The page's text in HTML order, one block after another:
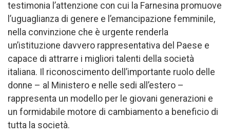
testimonia l’attenzione con cui la Farnesina promuove
l’uguaglianza di genere e l’emancipazione femminile,
nella convinzione che è urgente renderla
un’istituzione davvero rappresentativa del Paese e
capace di attrarre i migliori talenti della società
italiana. Il riconoscimento dell’importante ruolo delle
donne – al Ministero e nelle sedi all’estero –
rappresenta un modello per le giovani generazioni e
un formidabile motore di cambiamento a beneficio di
tutta la società.